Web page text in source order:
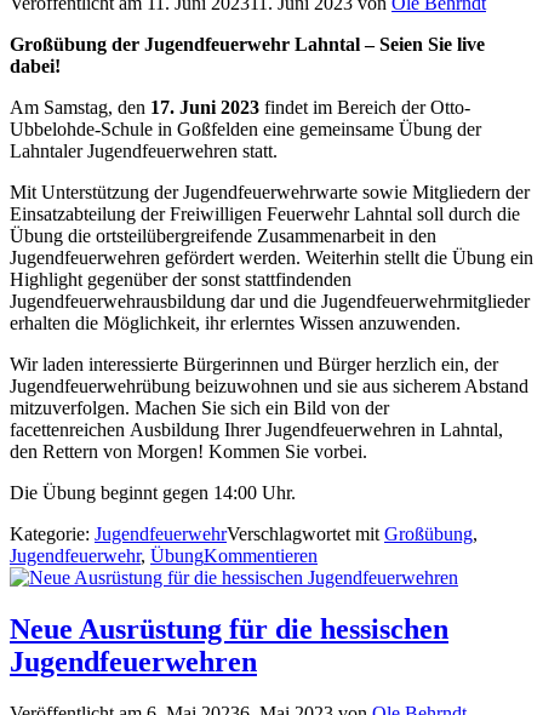
Großübung der Jugendfeuerwehr Lahntal – Seien Sie live
dabei!
Am Samstag, den 17. Juni 2023 findet im Bereich der Otto-
Ubbelohde-Schule in Goßfelden eine gemeinsame Übung der
Lahntaler Jugendfeuerwehren statt.
Mit Unterstützung der Jugendfeuerwehrwarte sowie Mitgliedern der
Einsatzabteilung der Freiwilligen Feuerwehr Lahntal soll durch die
Übung die ortsteilübergreifende Zusammenarbeit in den
Jugendfeuerwehren gefördert werden. Weiterhin stellt die Übung ein
Highlight gegenüber der sonst stattfindenden
Jugendfeuerwehrausbildung dar und die Jugendfeuerwehrmitglieder
erhalten die Möglichkeit, ihr erlerntes Wissen anzuwenden.
Wir laden interessierte Bürgerinnen und Bürger herzlich ein, der
Jugendfeuerwehrübung beizuwohnen und sie aus sicherem Abstand
mitzuverfolgen. Machen Sie sich ein Bild von der
facettenreichen Ausbildung Ihrer Jugendfeuerwehren in Lahntal,
den Rettern von Morgen! Kommen Sie vorbei.
Die Übung beginnt gegen 14:00 Uhr.
Kategorie: JugendfeuerwehrVerschlagwortet mit Großübung,
Jugendfeuerwehr, ÜbungKommentieren
Neue Ausrüstung für die hessischen
Jugendfeuerwehren